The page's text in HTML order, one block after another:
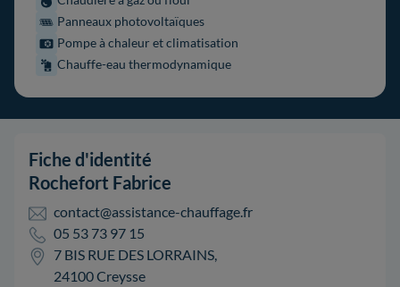
Panneaux photovoltaïques
Pompe à chaleur et climatisation
Chauffe-eau thermodynamique
Fiche d'identité
Rochefort Fabrice
contact@assistance-chauffage.fr
05 53 73 97 15
7 BIS RUE DES LORRAINS,
24100 Creysse